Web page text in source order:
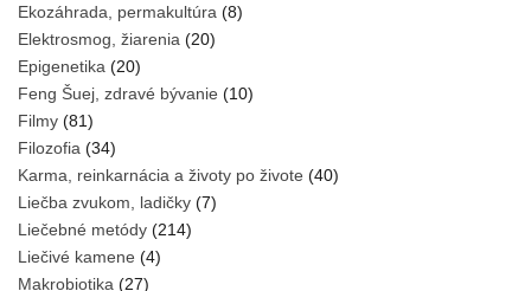
Ekozáhrada, permakultúra (8)
Elektrosmog, žiarenia (20)
Epigenetika (20)
Feng Šuej, zdravé bývanie (10)
Filmy (81)
Filozofia (34)
Karma, reinkarnácia a životy po živote (40)
Liečba zvukom, ladičky (7)
Liečebné metódy (214)
Liečivé kamene (4)
Makrobiotika (27)